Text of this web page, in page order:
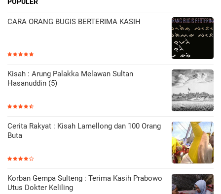
CARA ORANG BUGIS BERTERIMA KASIH
Kisah : Arung Palakka Melawan Sultan
Hasanuddin (5)
Cerita Rakyat : Kisah Lamellong dan 100 Orang
Buta
Korban Gempa Sulteng : Terima Kasih Prabowo
Utus Dokter Keliling